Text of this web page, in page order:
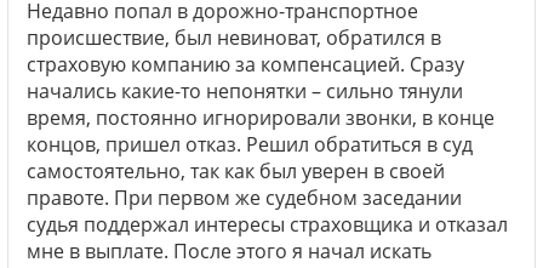
Недавно попал в дорожно-транспортное
происшествие, был невиноват, обратился в
страховую компанию за компенсацией. Сразу
начались какие-то непонятки – сильно тянули
время, постоянно игнорировали звонки, в конце
концов, пришел отказ. Решил обратиться в суд
самостоятельно, так как был уверен в своей
правоте. При первом же судебном заседании
судья поддержал интересы страховщика и отказал
мне в выплате. После этого я начал искать